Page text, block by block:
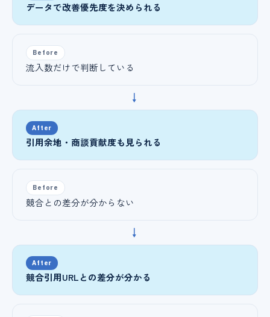
データで改善優先度を決められる
Before
流入数だけで判断している
→
After
引用余地・商談貢献度も見られる
Before
競合との差分が分からない
→
After
競合引用URLとの差分が分かる